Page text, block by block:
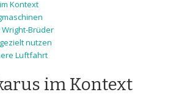
Kontext
Brüder
nutzen
Luftfahrt
im Kontext